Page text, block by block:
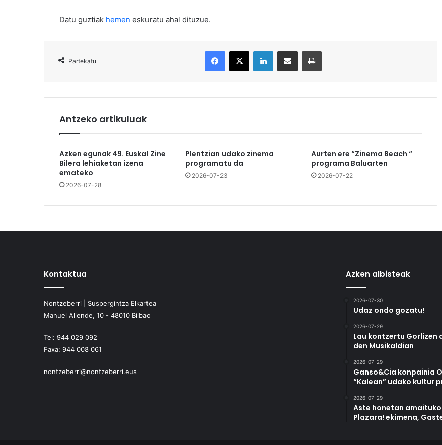
Datu guztiak hemen eskuratu ahal dituzue.
Partekatu
Antzeko artikuluak
Azken egunak 49. Euskal Zine
Bilera lehiaketan izena
emateko
2026-07-28
Plentzian udako zinema
programatu da
2026-07-23
Aurten ere “Zinema Beach “
programa Baluarten
2026-07-22
Kontaktua
Nontzeberri | Suspergintza Elkartea
Manuel Allende, 10 - 48010 Bilbao
Tel: 944 029 092
Faxa: 944 008 061
nontzeberri@nontzeberri.eus
Azken albisteak
2026-07-30
Udaz ondo gozatu!
2026-07-29
Lau kontzertu Gorlizen
den Musikaldian
2026-07-29
Ganso&Cia konpainia
“Kalean” udako kultur
2026-07-29
Aste honetan
Plazara! ekimena,